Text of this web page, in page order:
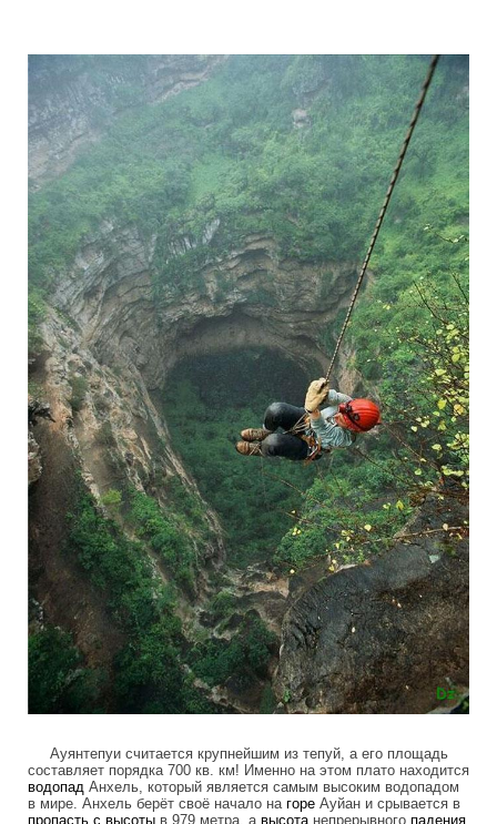
Ауянтепуи считается крупнейшим из тепуй, а его площадь
составляет порядка 700 кв. км! Именно на этом плато находится
водопад Анхель, который является самым высоким водопадом
в мире. Анхель берёт своё начало на горе Ауйан и срывается в
пропасть с высоты в 979 метра, а высотанепрерывного падения